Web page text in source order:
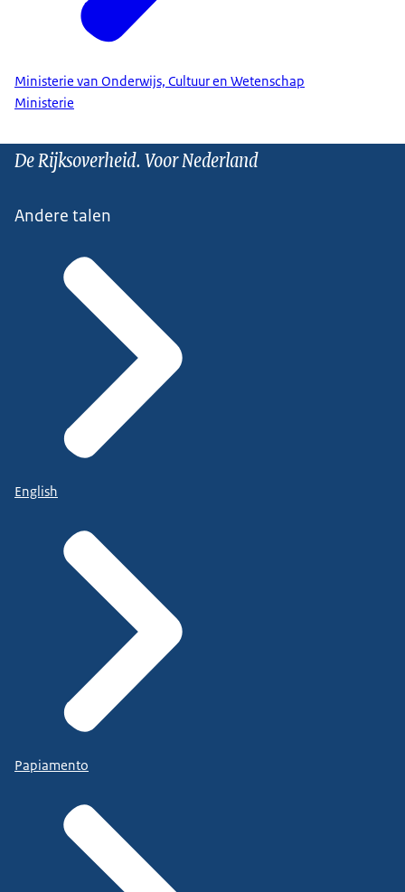
Ministerie van Onderwijs, Cultuur en Wetenschap
Ministerie
De Rijksoverheid. Voor Nederland
Andere talen
English
Papiamento